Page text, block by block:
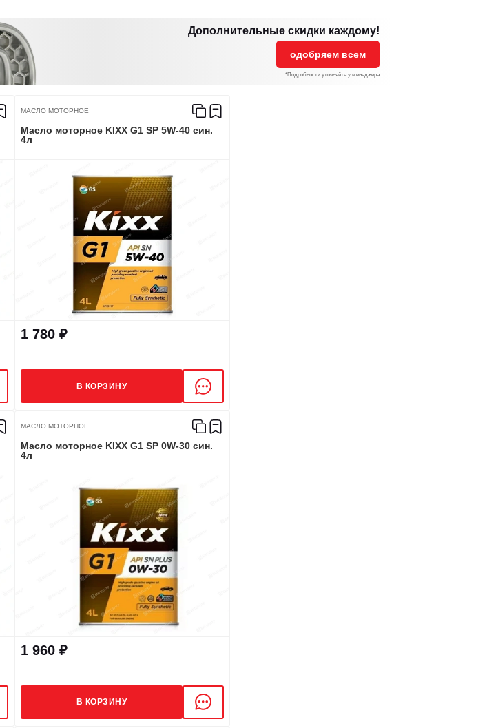
Дополнительные скидки каждому!
одобряем всем
*Подробности уточняйте у менеджера
МАСЛО МОТОРНОЕ
Масло моторное KIXX G1 SP 5W-40 син.
4л
1 780 ₽
В КОРЗИНУ
МАСЛО МОТОРНОЕ
Масло моторное KIXX G1 SP 0W-30 син.
4л
1 960 ₽
В КОРЗИНУ